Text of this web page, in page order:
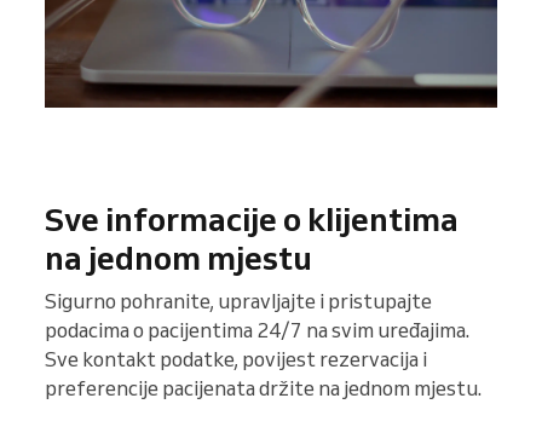
Sve informacije o klijentima
na jednom mjestu
Sigurno pohranite, upravljajte i pristupajte
podacima o pacijentima 24/7 na svim uređajima.
Sve kontakt podatke, povijest rezervacija i
preferencije pacijenata držite na jednom mjestu.